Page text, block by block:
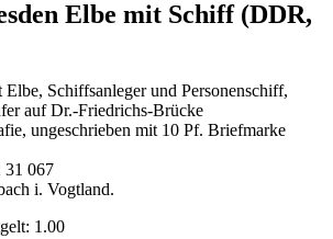
Elbe mit Schiff (DDR,
Elbe, Schiffsanleger und Personenschiff,
auf Dr.-Friedrichs-Brücke
ungeschrieben mit 10 Pf. Briefmarke
31 067
i. Vogtland.
1.00